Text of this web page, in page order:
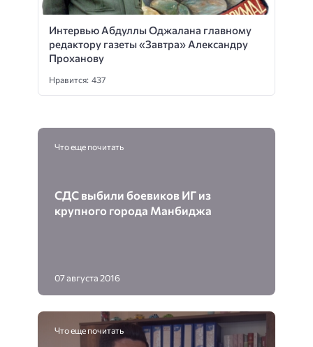
Интервью Абдуллы Оджалана главному
редактору газеты «Завтра» Александру
Проханову
Нравится: 437
Что еще почитать
СДС выбили боевиков ИГ из
крупного города Манбиджа
07 августа 2016
Что еще почитать